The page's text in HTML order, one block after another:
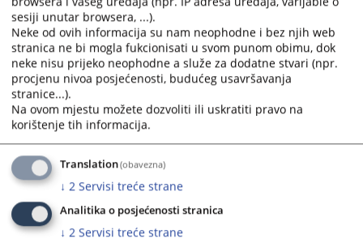
the
question
mark
key
to
get
the
shortcuts
for
changing
dates.
the
question
mark
key
to
get
for
changing
dates.
Reformski program VSTV-a BiH za period 2024.- 2026.
godine
Reformski program VSTV-a BiH za period 2021.- 2023.
godine
25.09.2014.
sesiji unutar browsera, ...).
Neke od ovih informacija su nam neophodne i bez njih web
stranica ne bi mogla fukcionisati u svom punom obimu, dok
neke nisu prijeko neophodne a služe za dodatne stvari (npr.
procjenu nivoa posjećenosti, budućeg usavršavanja
stranice...).
Na ovom mjestu možete dozvoliti ili uskratiti pravo na
korištenje tih informacija.
Translation(obavezna)
↓ 2 Servisi treće strane
Analitika o posjećenosti stranica
↓ 2 Servisi treće strane